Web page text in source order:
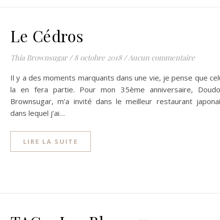
Le Cédros
Thia Brownsugar / 8 octobre 2018 /Aucun commentaire
Il y a des moments marquants dans une vie, je pense que
la en fera partie. Pour mon 35ème anniversaire,
Brownsugar, m’a invité dans le meilleur restaurant
dans lequel j’ai…
LIRE LA SUITE